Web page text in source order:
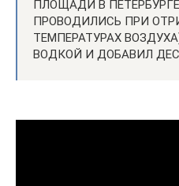
ПЛОЩАДИ В
ПРОВОДИЛИСЬ ПРИ
ТЕМПЕРАТУРАХ
ВОДКОЙ И ДОБАВИЛ